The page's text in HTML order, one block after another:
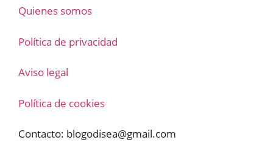
Quienes somos
Política de privacidad
Aviso legal
Política de cookies
Contacto: blogodisea@gmail.com